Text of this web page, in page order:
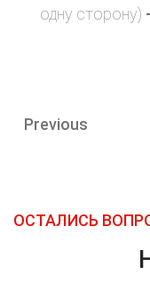
одну сторону)
Previous
ОСТАЛИСЬ